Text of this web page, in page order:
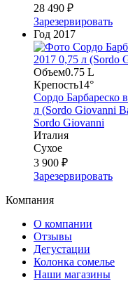
28 490 ₽
Зарезервировать
Год 2017
Объем0.75 L
Крепость14°
Сордо Барбареско
л (Sordo Giovanni
Sordo Giovanni
Италия
Сухое
3 900 ₽
Зарезервировать
Компания
О компании
Отзывы
Дегустации
Колонка сомелье
Наши магазины